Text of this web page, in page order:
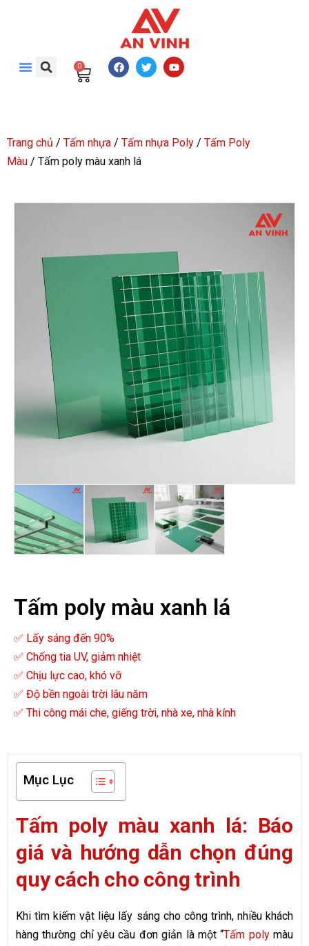
0
Trang chủ / Tấm nhựa / Tấm nhựa Poly / Tấm Poly
Màu / Tấm poly màu xanh lá
Tấm poly màu xanh lá
✅ Lấy sáng đến 90%
✅ Chống tia UV, giảm nhiệt
✅ Chịu lực cao, khó vỡ
✅ Độ bền ngoài trời lâu năm
✅ Thi công mái che, giếng trời, nhà xe, nhà kính
Mục Lục
Tấm poly màu xanh lá: Báo
giá và hướng dẫn chọn đúng
quy cách cho công trình
Khi tìm kiếm vật liệu lấy sáng cho công trình, nhiều khách
hàng thường chỉ yêu cầu đơn giản là một “Tấm polymàu